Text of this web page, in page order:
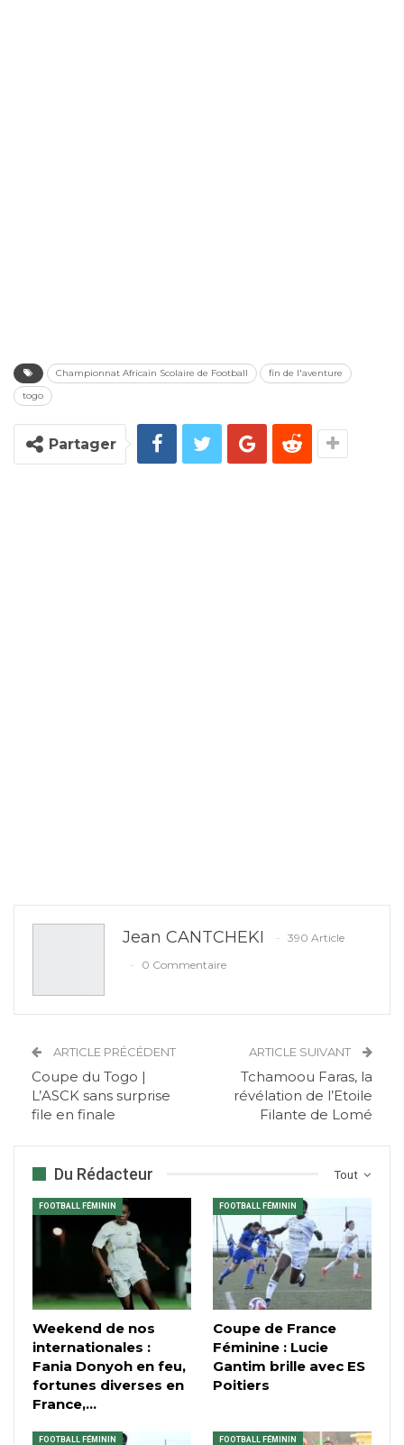
Championnat Africain Scolaire de Football
fin de l'aventure
togo
Partager
Jean CANTCHEKI
390 Article
0 Commentaire
ARTICLE PRÉCÉDENT
Coupe du Togo |
L’ASCK sans surprise
file en finale
ARTICLE SUIVANT
Tchamoou Faras, la
révélation de l’Etoile
Filante de Lomé
Tout
Du Rédacteur
FOOTBALL FÉMININ
Weekend de nos
internationales :
Fania Donyoh en feu,
fortunes diverses en
France,…
FOOTBALL FÉMININ
Coupe de France
Féminine : Lucie
Gantim brille avec ES
Poitiers
FOOTBALL FÉMININ FOOTBALL FÉMININ